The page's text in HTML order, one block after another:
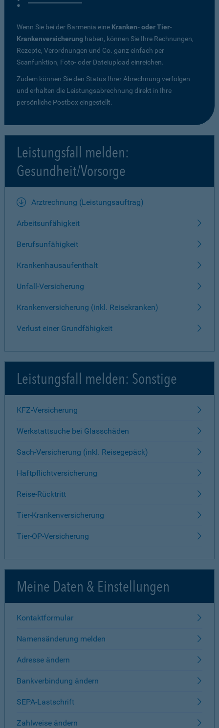
Wenn Sie bei der Barmenia eine Kranken- oder Tier-
Krankenversicherung haben, können Sie Ihre Rechnungen,
Rezepte, Verordnungen und Co. ganz einfach per
Scanfunktion, Foto- oder Dateiupload einreichen.
Zudem können Sie den Status Ihrer Abrechnung verfolgen
und erhalten die Leistungsabrechnung direkt in Ihre
persönliche Postbox eingestellt.
Leistungsfall melden:
Gesundheit/Vorsorge
Arztrechnung (Leistungsauftrag)
Arbeitsunfähigkeit
Berufsunfähigkeit
Krankenhausaufenthalt
Unfall-Versicherung
Krankenversicherung (inkl. Reisekranken)
Verlust einer Grundfähigkeit
Leistungsfall melden: Sonstige
KFZ-Versicherung
Werkstattsuche bei Glasschäden
Sach-Versicherung (inkl. Reisegepäck)
Haftpflichtversicherung
Reise-Rücktritt
Tier-Krankenversicherung
Tier-OP-Versicherung
Meine Daten & Einstellungen
Kontaktformular
Namensänderung melden
Adresse ändern
Bankverbindung ändern
SEPA-Lastschrift
Zahlweise ändern